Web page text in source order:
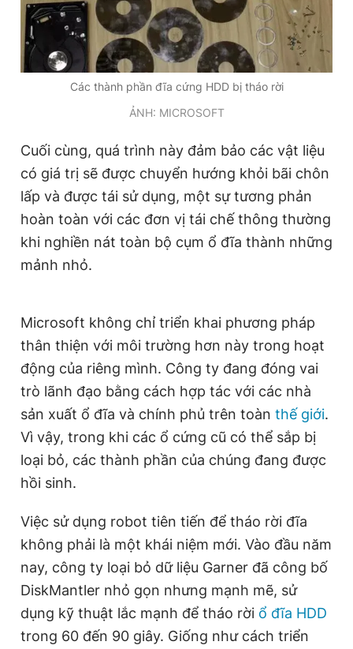
Các thành phần đĩa cứng HDD bị tháo rời
ẢNH: MICROSOFT
Cuối cùng, quá trình này đảm bảo các vật liệu
có giá trị sẽ được chuyển hướng khỏi bãi chôn
lấp và được tái sử dụng, một sự tương phản
hoàn toàn với các đơn vị tái chế thông thường
khi nghiền nát toàn bộ cụm ổ đĩa thành những
mảnh nhỏ.
Microsoft không chỉ triển khai phương pháp
thân thiện với môi trường hơn này trong hoạt
động của riêng mình. Công ty đang đóng vai
trò lãnh đạo bằng cách hợp tác với các nhà
sản xuất ổ đĩa và chính phủ trên toàn thế giới.
Vì vậy, trong khi các ổ cứng cũ có thể sắp bị
loại bỏ, các thành phần của chúng đang được
hồi sinh.
Việc sử dụng robot tiên tiến để tháo rời đĩa
không phải là một khái niệm mới. Vào đầu năm
nay, công ty loại bỏ dữ liệu Garner đã công bố
DiskMantler nhỏ gọn nhưng mạnh mẽ, sử
dụng kỹ thuật lắc mạnh để tháo rời ổ đĩa HDD
trong 60 đến 90 giây. Giống như cách triển